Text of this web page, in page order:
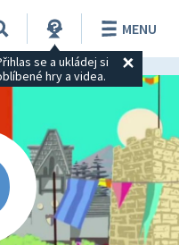
se a ukládej si
hry a videa.
MENU